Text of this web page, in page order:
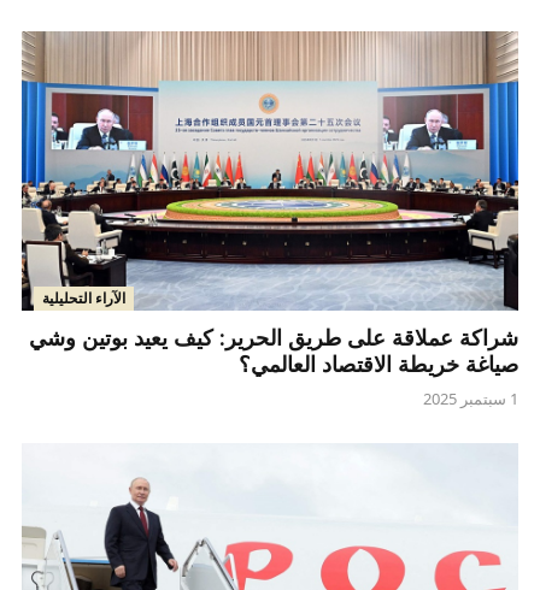
الآراء التحليلية
شراكة عملاقة على طريق الحرير: كيف يعيد بوتين وشي
صياغة خريطة الاقتصاد العالمي؟
1 سبتمبر 2025